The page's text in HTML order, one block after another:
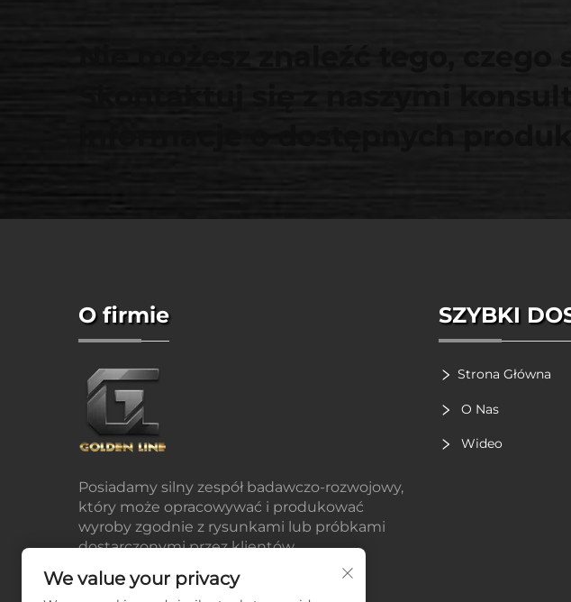
Skontaktuj się z naszymi
O firmie
Posiadamy silny zespół badawczo-rozwojowy,
który może opracowywać i produkować
wyroby zgodnie z rysunkami lub próbkami
dostarczonymi przez klientów.
SZYBKI
Strona Główna
O Nas
Wideo
We value your privacy